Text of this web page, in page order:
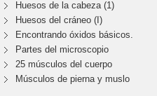
Huesos de la cabeza (1)
Huesos del cráneo (I)
Encontrando óxidos básicos.
Partes del microscopio
25 músculos del cuerpo
Músculos de pierna y muslo